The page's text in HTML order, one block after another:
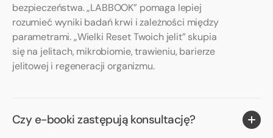
bezpieczeństwa. „LABBOOK” pomaga lepiej
rozumieć wyniki badań krwi i zależności między
parametrami. „Wielki Reset Twoich jelit” skupia
się na jelitach, mikrobiomie, trawieniu, barierze
jelitowej i regeneracji organizmu.
Czy e-booki zastępują konsultację?